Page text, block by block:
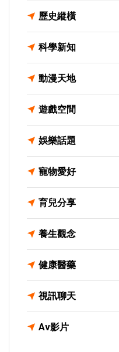
歷史縱橫
科學新知
動漫天地
遊戲空間
娛樂話題
寵物愛好
育兒分享
養生觀念
健康醫藥
視訊聊天
Av影片